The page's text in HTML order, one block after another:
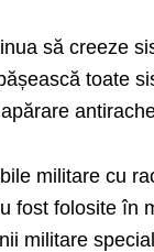
să creeze
toate
militare cu
fost folosite în
militare